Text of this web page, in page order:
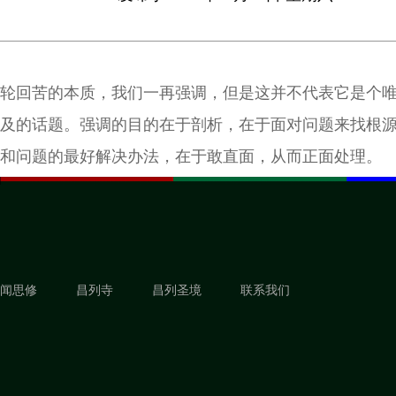
轮回苦的本质，我们一再强调，但是这并不代表它是个
及的话题。强调的目的在于剖析，在于面对问题来找根
和问题的最好解决办法，在于敢直面，从而正面处理。
闻思修 昌列寺 昌列圣境 联系我们